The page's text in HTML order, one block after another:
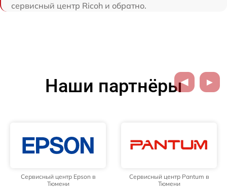
сервисный центр Ricoh и обратно.
Наши партнёры
Сервисный центр Epson в
Тюмени
Сервисный центр Pantum в
Тюмени